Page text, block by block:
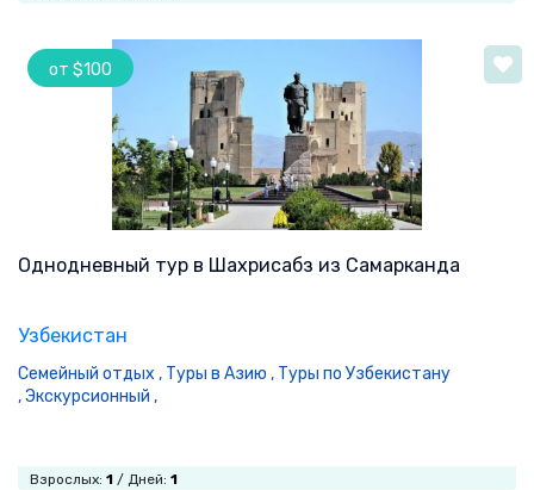
от $100
Однодневный тур в Шахрисабз из Самарканда
Узбекистан
Семейный отдых , Туры в Азию , Туры по Узбекистану
,Экскурсионный ,
Взрослых: 1 / Дней: 1